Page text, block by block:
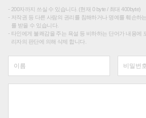
200자까지 쓰실 수 있습니다. (현재 0 byte / 최대 400byte)
저작권 등 다른 사람의 권리를 침해하거나 명예를 훼손하
를 받을 수 있습니다.
타인에게 불쾌감을 주는 욕설 등 비하하는 단어가 내용에
리자의 판단에 의해 삭제 합니다.